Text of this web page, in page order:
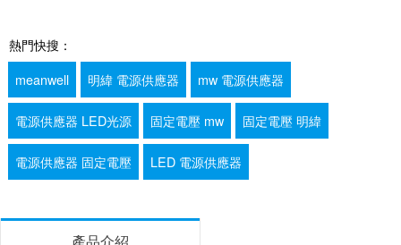
熱門快搜：
meanwell
明緯 電源供應器 mw 電源供應器
電源供應器 LED光源 固定電壓 mw 固定電壓 明緯
電源供應器 固定電壓 LED 電源供應器